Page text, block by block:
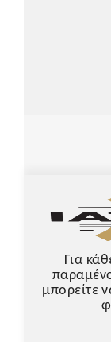
Για
μπορείτε